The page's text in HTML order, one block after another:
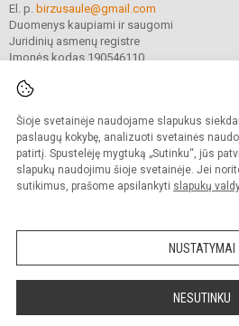
Šioje svetainėje naudojame slapukus
paslaugų kokybę, analizuoti svetainės
patirtį. Spustelėję mygtuką „Sutinku“, jūs
slapukų naudojimu šioje svetainėje. Jei
sutikimus, prašome apsilankyti slapukų
NUSTATYMAI
NESUTINKU
El. p. birzusaule@gmail.com
Duomenys kaupiami ir saugomi
Juridinių asmenų registre
Įmonės kodas 190546110
© 2021. Biržų „Saulės“ gimnazija.
Kopijuoti turinį be raštiško gimnazijos
Prieinamumo paraiška
Sumanus būdas atnaujinti